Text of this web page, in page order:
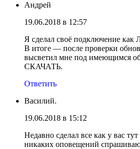
Андрей
19.06.2018 в 12:57
Я сделал своё подключение
В итоге — после проверки
высветил мне под имеющимся
СКАЧАТЬ.
Ответить
Василий.
19.06.2018 в 15:12
Недавно сделал все как у вас
никаких оповещений